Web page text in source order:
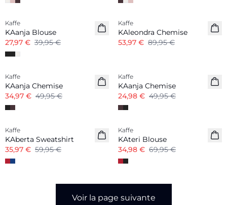
-30%
Kaffe
KAanja Blouse
27,97 € 39,95 €
-40%
Kaffe
KAleondra Chemise
53,97 € 89,95 €
-30%
Kaffe
KAanja Chemise
34,97 € 49,95 €
Kaffe
KAanja Chemise
24,98 € 49,95 €
-40%
Kaffe
KAberta Sweatshirt
35,97 € 59,95 €
-50%
Kaffe
KAteri Blouse
34,98 € 69,95 €
Voir la page suivante